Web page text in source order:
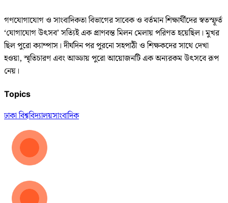
গণযোগাযোগ ও সাংবাদিকতা বিভাগের সাবেক ও বর্তমান শিক্ষার্থীদের স্বতস্ফূর্ত
‘যোগাযোগ উৎসব’ সত্যিই এক প্রাণবন্ত মিলন মেলায় পরিণত হয়েছিল। মুখর
ছিল পুরো ক্যাম্পাস। দীর্ঘদিন পর পুরনো সহপাঠী ও শিক্ষকদের সাথে দেখা
হওয়া, স্মৃতিচারণ এবং আড্ডায় পুরো আয়োজনটি এক অন্যরকম উৎসবে রূপ
নেয়।
Topics
ঢাকা বিশ্ববিদ্যালয়সাংবাদিক